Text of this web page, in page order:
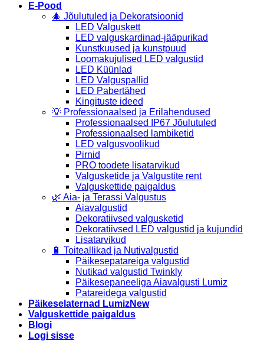
E-Pood
🎄 Jõulutuled ja Dekoratsioonid
LED Valguskett
LED valguskardinad-jääpurikad
Kunstkuused ja kunstpuud
Loomakujulised LED valgustid
LED Küünlad
LED Valguspallid
LED Pabertähed
Kingituste ideed
💡 Professionaalsed ja Erilahendused
Professionaalsed IP67 Jõulutuled
Professionaalsed lambiketid
LED valgusvoolikud
Pirnid
PRO toodete lisatarvikud
Valgusketide ja Valgustite rent
Valguskettide paigaldus
🌿 Aia- ja Terassi Valgustus
Aiavalgustid
Dekoratiivsed valgusketid
Dekoratiivsed LED valgustid ja kujundid
Lisatarvikud
🔋 Toiteallikad ja Nutivalgustid
Päikesepatareiga valgustid
Nutikad valgustid Twinkly
Päikesepaneeliga Aiavalgusti Lumiz
Patareidega valgustid
Päikeselaternad Lumiz
Valguskettide paigaldus
Blogi
Logi sisse